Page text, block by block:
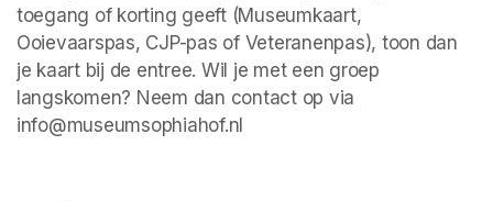
toegang of korting geeft (Museumkaart,
Ooievaarspas, CJP-pas of Veteranenpas), toon dan
je kaart bij de entree. Wil je met een groep
langskomen? Neem dan contact op via
info@museumsophiahof.nl